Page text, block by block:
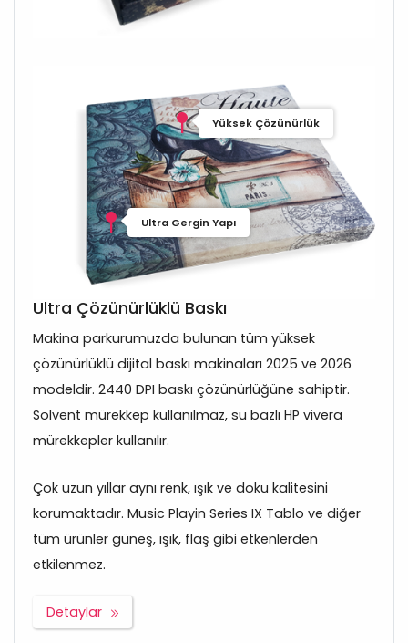
Yüksek Çözünürlük
Ultra Gergin Yapı
Ultra Çözünürlüklü Baskı
Makina parkurumuzda bulunan tüm yüksek
çözünürlüklü dijital baskı makinaları 2025 ve 2026
modeldir. 2440 DPI baskı çözünürlüğüne sahiptir.
Solvent mürekkep kullanılmaz, su bazlı HP vivera
mürekkepler kullanılır.
Çok uzun yıllar aynı renk, ışık ve doku kalitesini
korumaktadır. Music Playin Series IX Tablo ve diğer
tüm ürünler güneş, ışık, flaş gibi etkenlerden
etkilenmez.
Detaylar